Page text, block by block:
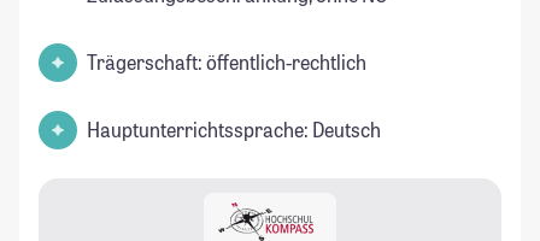
Trägerschaft: öffentlich-rechtlich
Hauptunterrichtssprache: Deutsch